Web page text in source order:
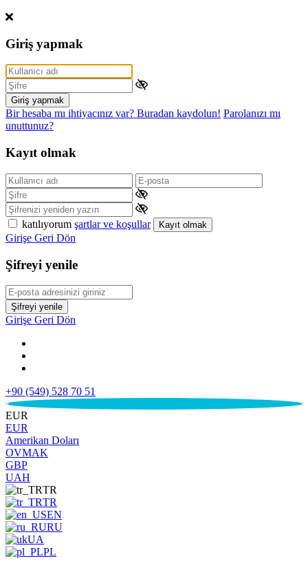
Giriş yapmak
Giriş yapmak
Bir hesaba mı ihtiyacınız var? Buradan kaydolun! Parolanızı mı
unuttunuz?
Kayıt olmak
katılıyorum şartlar ve koşullar Kayıt olmak
Girişe Geri Dön
Şifreyi yenile
Şifreyi yenile
Girişe Geri Dön
+90 (549) 528 70 51
€
EUR
EUR
Amerikan Doları
OVMAK
GBP
UAH
TR
TR
EN
RU
UA
PL